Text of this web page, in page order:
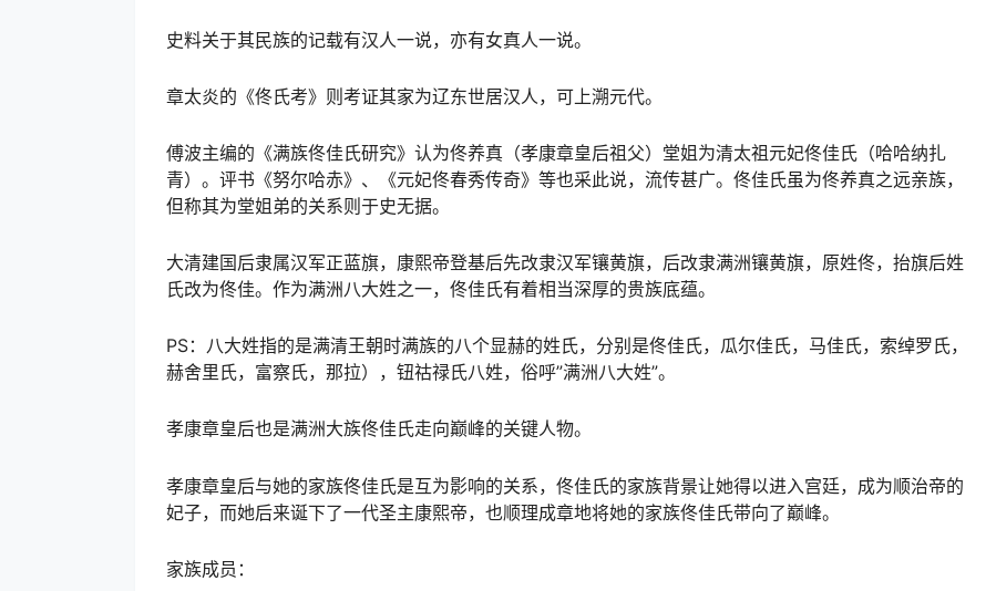
史料关于其民族的记载有汉人一说，亦有女真人一说。
章太炎的《佟氏考》则考证其家为辽东世居汉人，可上溯元代。
傅波主编的《满族佟佳氏研究》认为佟养真（孝康章皇后祖父）堂姐为清太祖元妃佟佳氏（哈哈纳扎
青）。评书《努尔哈赤》、《元妃佟春秀传奇》等也采此说，流传甚广。佟佳氏虽为佟养真之远亲族，
但称其为堂姐弟的关系则于史无据。
大清建国后隶属汉军正蓝旗，康熙帝登基后先改隶汉军镶黄旗，后改隶满洲镶黄旗，原姓佟，抬旗后姓
氏改为佟佳。作为满洲八大姓之一，佟佳氏有着相当深厚的贵族底蕴。
PS：八大姓指的是满清王朝时满族的八个显赫的姓氏，分别是佟佳氏，瓜尔佳氏，马佳氏，索绰罗氏，
赫舍里氏，富察氏，那拉），钮祜禄氏八姓，俗呼”满洲八大姓”。
孝康章皇后也是满洲大族佟佳氏走向巅峰的关键人物。
孝康章皇后与她的家族佟佳氏是互为影响的关系，佟佳氏的家族背景让她得以进入宫廷，成为顺治帝的
妃子，而她后来诞下了一代圣主康熙帝，也顺理成章地将她的家族佟佳氏带向了巅峰。
家族成员：